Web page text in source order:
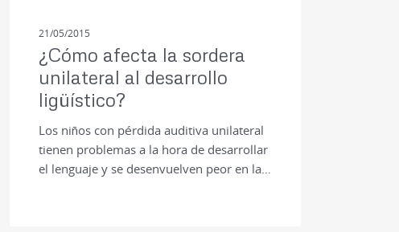
21/05/2015
¿Cómo afecta la sordera
unilateral al desarrollo
ligüístico?
Los niños con pérdida auditiva unilateral
tienen problemas a la hora de desarrollar
el lenguaje y se desenvuelven peor en la…